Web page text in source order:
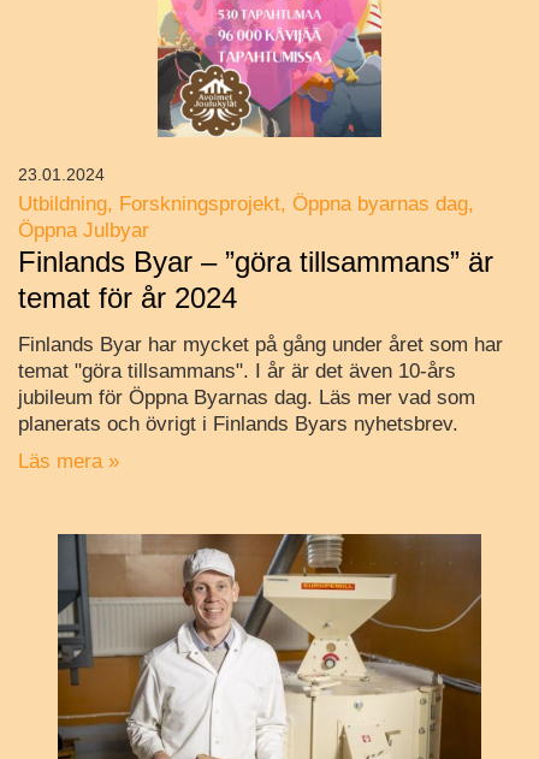
Utbildning Forskningsprojekt Öppna byarnas dag
Öppna Julbyar
Finlands Byar – ”göra tillsammans” är
temat för år 2024
Finlands Byar har mycket på gång under året som har
temat "göra tillsammans". I år är det även 10-års
jubileum för Öppna Byarnas dag. Läs mer vad som
planerats och övrigt i Finlands Byars nyhetsbrev.
Läs mera »
23.01.2024